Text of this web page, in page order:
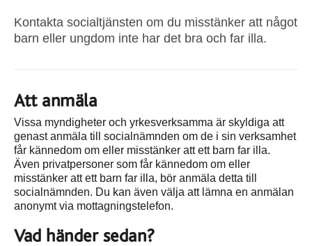
Kontakta socialtjänsten om du misstänker att något
barn eller ungdom inte har det bra och far illa.
Att anmäla
Vissa myndigheter och yrkesverksamma är skyldiga att
genast anmäla till socialnämnden om de i sin verksamhet
får kännedom om eller misstänker att ett barn far illa.
Även privatpersoner som får kännedom om eller
misstänker att ett barn far illa, bör anmäla detta till
socialnämnden. Du kan även välja att lämna en anmälan
anonymt via mottagningstelefon.
Vad händer sedan?